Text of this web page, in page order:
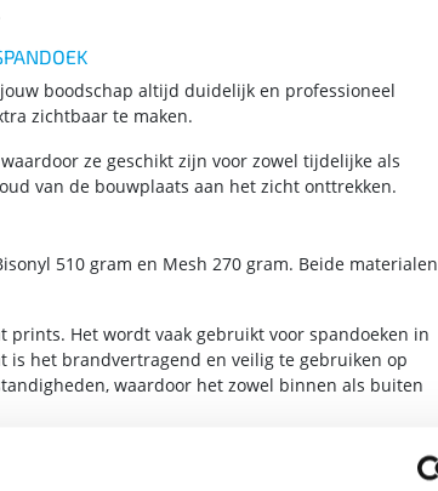
boodschap altijd duidelijk en professioneel
zichtbaar te maken.
ze geschikt zijn voor zowel tijdelijke als
van de bouwplaats aan het zicht onttrekken.
510 gram en Mesh 270 gram. Beide materialen
prints. Het wordt vaak gebruikt voor spandoeken in
is het brandvertragend en veilig te gebruiken op
waardoor het zowel binnen als buiten
doorzichtig, waardoor het licht blijft en een